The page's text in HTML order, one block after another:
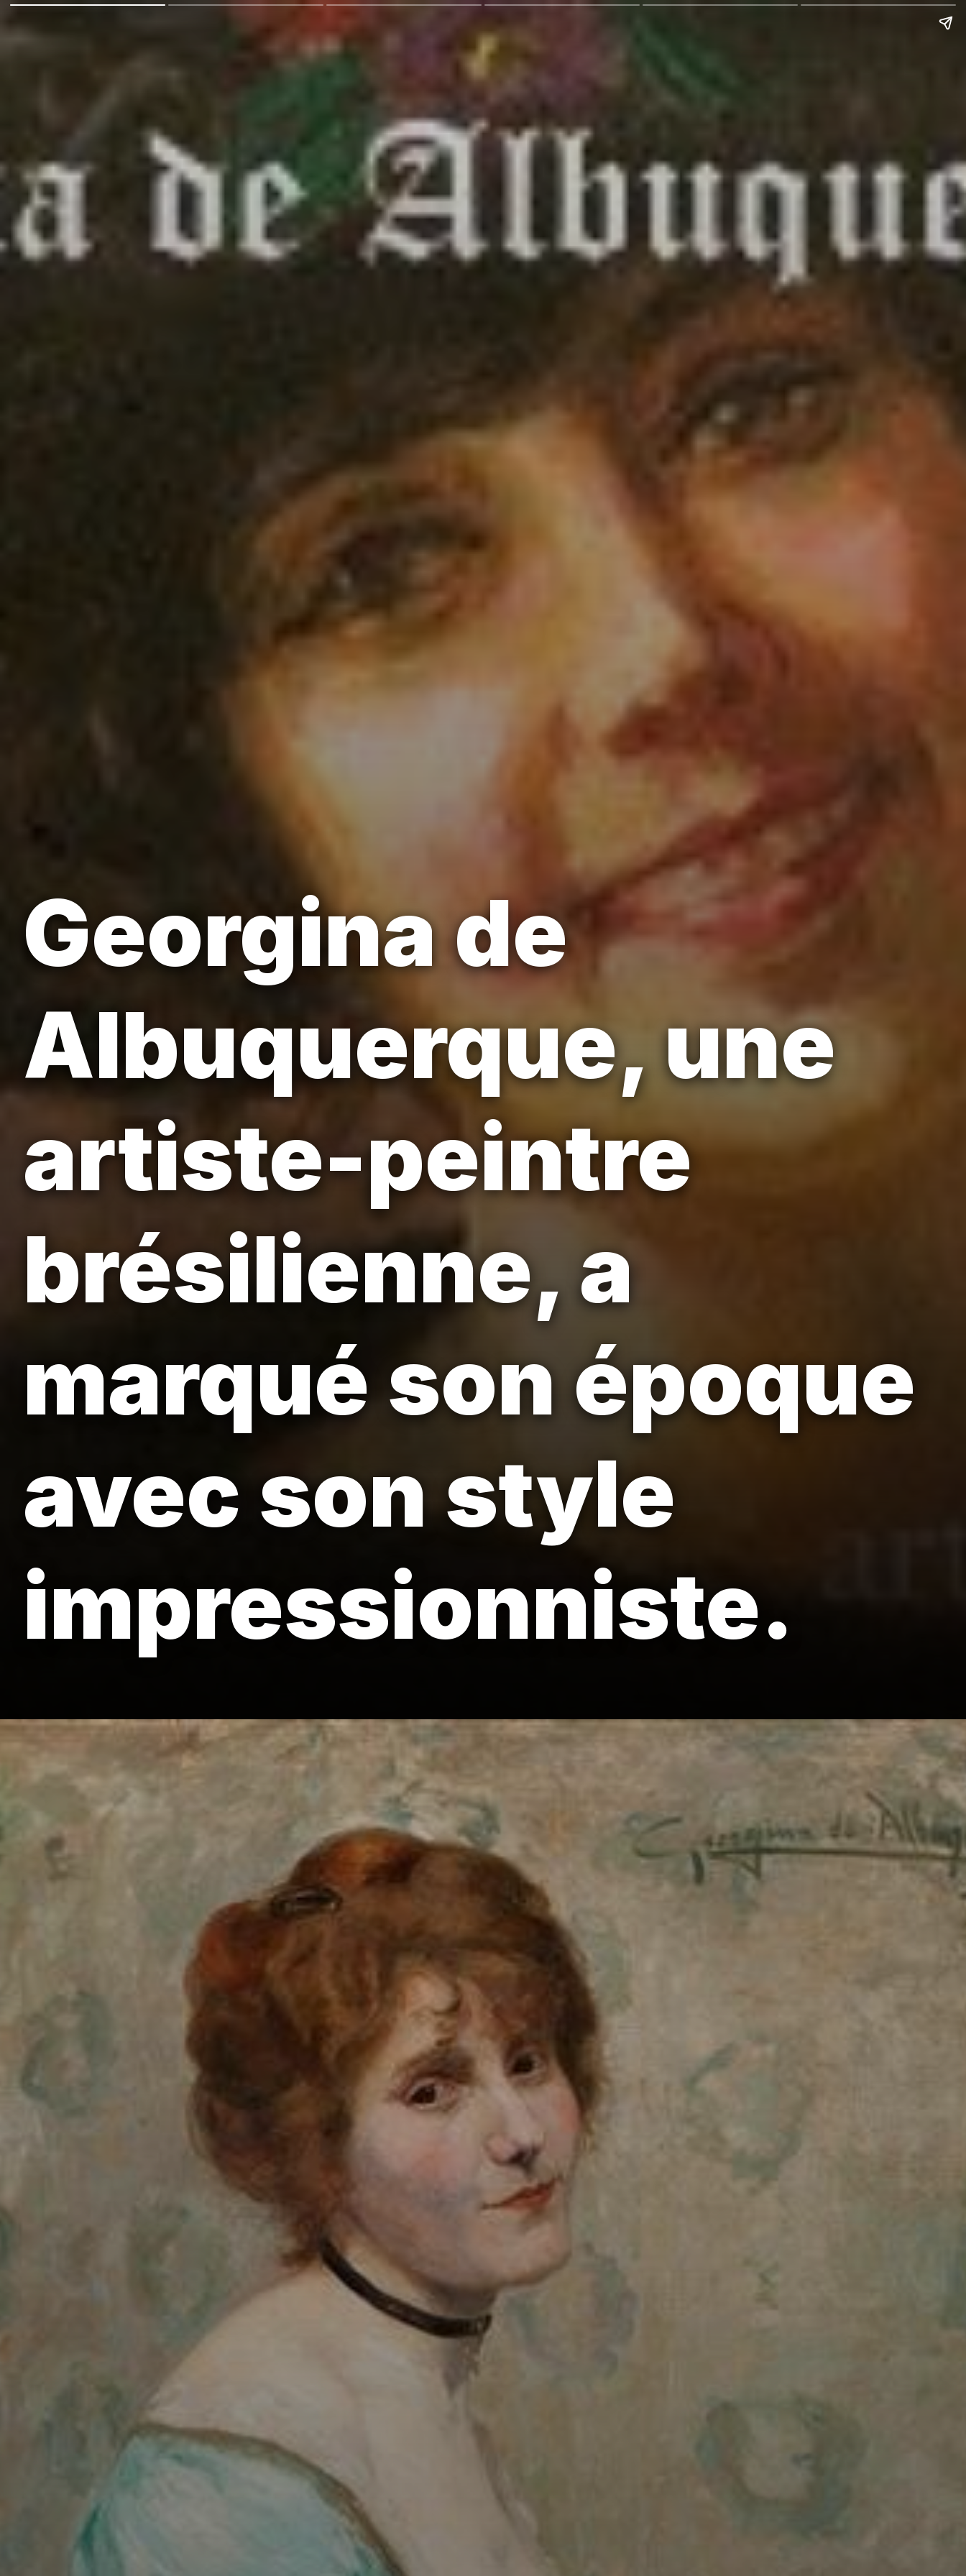
Georgina de
Albuquerque, une
artiste-peintre
brésilienne, a
marqué son époque
avec son style
impressionniste.